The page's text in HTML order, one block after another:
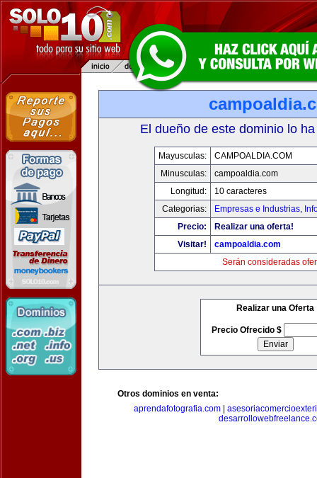
El dueño de este dominio lo
Mayusculas:
CAMPOALDIA.COM
Minusculas:
campoaldia.com
Longitud:
10 caracteres
Categorias:
Empresas e Industrias,
Precio:
Realizar una oferta!
Visitar!
campoaldia.com
Serán consideradas
Realizar una Oferta
Precio Ofrecido $
Otros dominios en venta:
aprendafotografia.com